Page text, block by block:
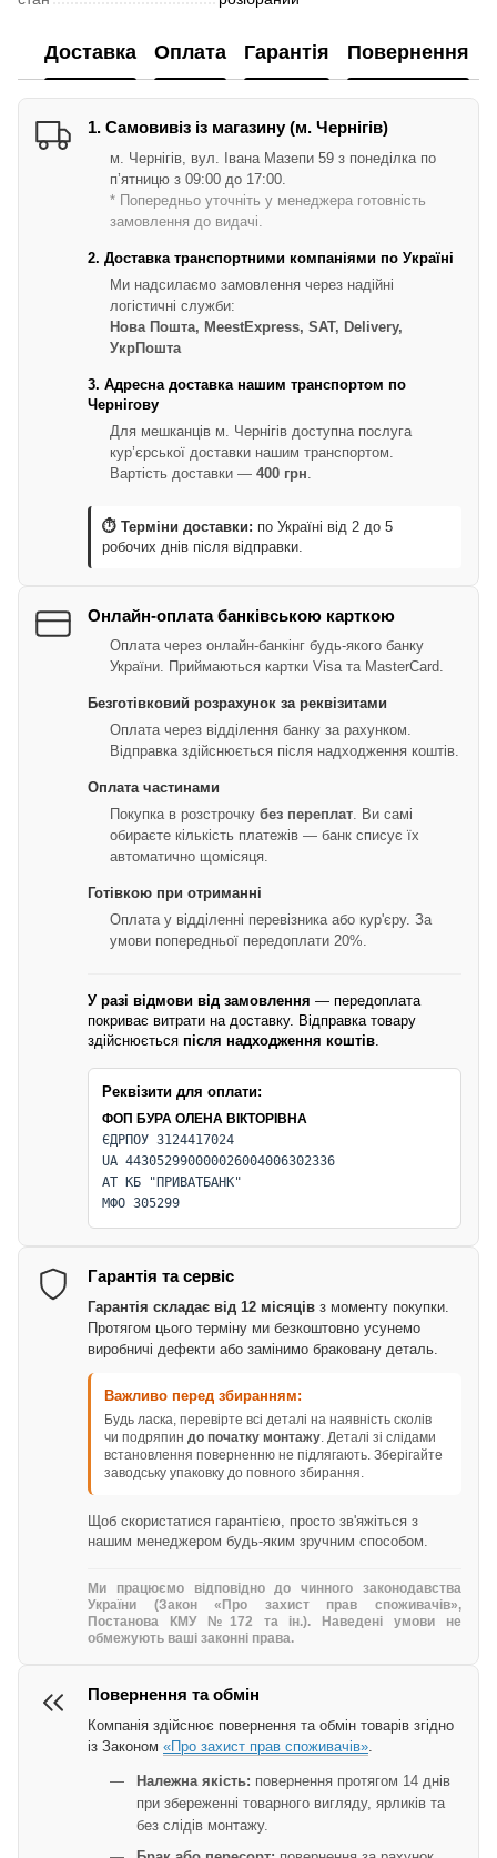
Доставка Оплата Гарантія Повернення
1. Самовивіз із магазину (м. Чернігів)
м. Чернігів, вул. Івана Мазепи 59 з понеділка по
п’ятницю з 09:00 до 17:00.
* Попередньо уточніть у менеджера готовність
замовлення до видачі.
2. Доставка транспортними компаніями по Україні
Ми надсилаємо замовлення через надійні
логістичні служби:
Нова Пошта, MeestExpress, SAT, Delivery,
УкрПошта
3. Адресна доставка нашим транспортом по
Чернігову
Для мешканців м. Чернігів доступна послуга
кур’єрської доставки нашим транспортом.
Вартість доставки — 400 грн
⏱ Терміни доставки: по Україні від 2 до 5
робочих днів після відправки.
Онлайн-оплата банківською карткою
Оплата через онлайн-банкінг будь-якого банку
України. Приймаються картки Visa та MasterCard.
Безготівковий розрахунок за реквізитами
Оплата через відділення банку за рахунком.
Відправка здійснюється після надходження коштів.
Оплата частинами
Покупка в розстрочку без переплат . Ви самі
обираєте кількість платежів — банк списує їх
автоматично щомісяця.
Готівкою при отриманні
Оплата у відділенні перевізника або кур'єру. За
умови попередньої передоплати 20%.
У разі відмови від замовлення — передоплата
покриває витрати на доставку. Відправка товару
здійснюється після надходження коштів
Реквізити для оплати:
ФОП БУРА ОЛЕНА ВІКТОРІВНА
ЄДРПОУ 3124417024
UA 443052990000026004006302336
АТ КБ "ПРИВАТБАНК"
МФО 305299
Гарантія та сервіс
Гарантія складає від 12 місяців з моменту покупки.
Протягом цього терміну ми безкоштовно усунемо
виробничі дефекти або замінимо браковану деталь.
Важливо перед збиранням:
Будь ласка, перевірте всі деталі на наявність сколів
чи подряпин до початку монтажу. Деталі зі слідами
встановлення поверненню не підлягають. Зберігайте
заводську упаковку до повного збирання.
Щоб скористатися гарантією, просто зв'яжіться з
нашим менеджером будь-яким зручним способом.
Ми працюємо відповідно до чинного законодавства
України (Закон «Про захист прав споживачів»,
Постанова КМУ №172 та ін.). Наведені умови не
обмежують ваші законні права.
Повернення та обмін
Компанія здійснює повернення та обмін товарів згідно
із Законом «Про захист прав споживачів»
Належна якість: повернення протягом 14 днів
при збереженні товарного вигляду, ярликів та
без слідів монтажу.